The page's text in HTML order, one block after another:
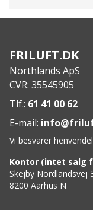
Unik ydersål
ECCO
leverer en
voksende
brug for
Materiale:
lavet på ECCOs
FRILUFT.DK
Northlands ApS
CVR: 35545905
Tlf.: 61 41 00 62
E-mail:
Vi besvarer
Kontor (intet salg
Skejby Nordlandsvej
8200 Aarhus N